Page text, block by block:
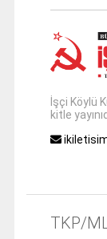
İşçi Köylü
kitle
TKP/